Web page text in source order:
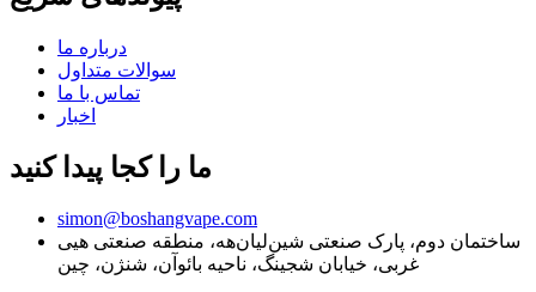
درباره ما
سوالات متداول
تماس با ما
اخبار
ما را کجا پیدا کنید
simon@boshangvape.com
ساختمان دوم، پارک صنعتی شین‌لیان‌هه، منطقه صنعتی هیی
غربی، خیابان شجینگ، ناحیه بائوآن، شنژن، چین